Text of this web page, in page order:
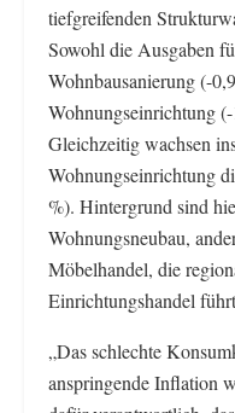
tiefgreifenden
Sowohl die Ausgaben
Wohnbausanierung (-
Wohnungseinrichtung
Gleichzeitig wachsen
Wohnungseinrichtung
%). Hintergrund sind
Wohnungsneubau,
Möbelhandel, die
Einrichtungshandel
„Das schlechte
anspringende Inflation